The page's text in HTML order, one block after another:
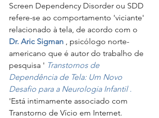
Screen Dependency Disorder ou SDD
refere-se ao comportamento 'viciante'
relacionado à tela, de acordo com o
Dr. Aric Sigman , psicólogo norte-
americano que é autor do trabalho de
pesquisa ' Transtornos de
Dependência de Tela: Um Novo
Desafio para a Neurologia Infantil .
'Está intimamente associado com
Transtorno de Vício em Internet.